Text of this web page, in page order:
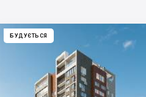
БУДУЄТЬСЯ